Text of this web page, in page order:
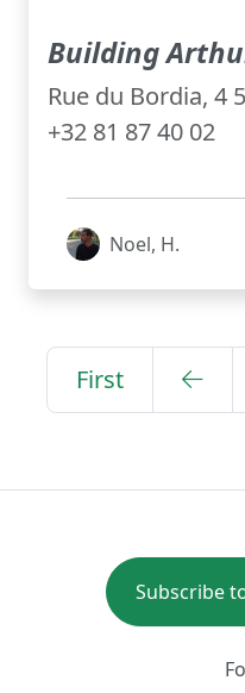
Building
Rue du Bordia, 4
+32 81 87 40 02
Noel, H.
First
Subscribe